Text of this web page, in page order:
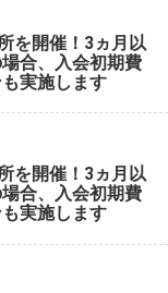
を開催！3ヵ月以
合、入会初期費
実施します
を開催！3ヵ月以
合、入会初期費
実施します